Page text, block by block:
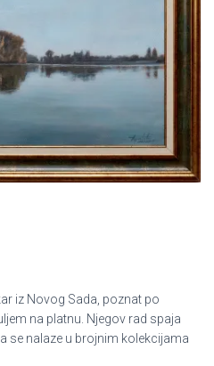
iz Novog Sada, poznat po
na platnu. Njegov rad spaja
se nalaze u brojnim kolekcijama